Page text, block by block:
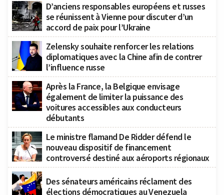
D’anciens responsables européens et russes
se réunissent à Vienne pour discuter d’un
accord de paix pour l’Ukraine
Zelensky souhaite renforcer les relations
diplomatiques avec la Chine afin de contrer
l’influence russe
Après la France, la Belgique envisage
également de limiter la puissance des
voitures accessibles aux conducteurs
débutants
Le ministre flamand De Ridder défend le
nouveau dispositif de financement
controversé destiné aux aéroports régionaux
Des sénateurs américains réclament des
élections démocratiques au Venezuela